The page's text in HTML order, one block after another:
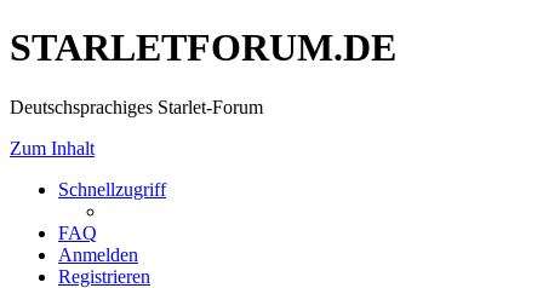
STARLETFORUM.DE
Deutschsprachiges Starlet-Forum
Zum Inhalt
Schnellzugriff
FAQ
Anmelden
Registrieren